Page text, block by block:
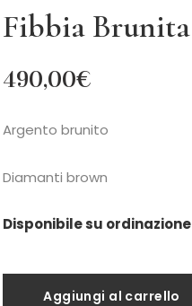
Fibbia Brunita
490,00€
Argento brunito
Diamanti brown
Disponibile su ordinazione
Aggiungi al carrello